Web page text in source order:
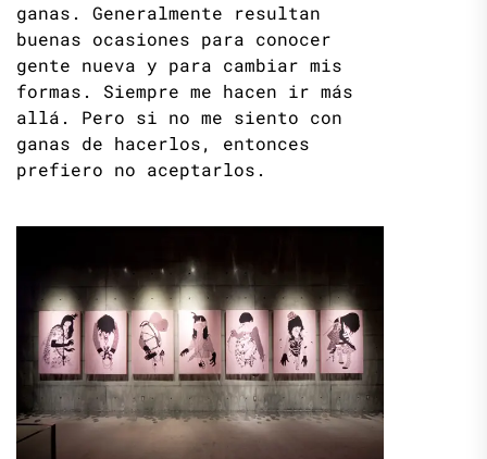
ganas. Generalmente resultan
buenas ocasiones para conocer
gente nueva y para cambiar mis
formas. Siempre me hacen ir más
allá. Pero si no me siento con
ganas de hacerlos, entonces
prefiero no aceptarlos.